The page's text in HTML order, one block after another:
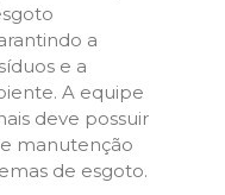
a
e a
A equipe
deve possuir
manutenção
de esgoto.